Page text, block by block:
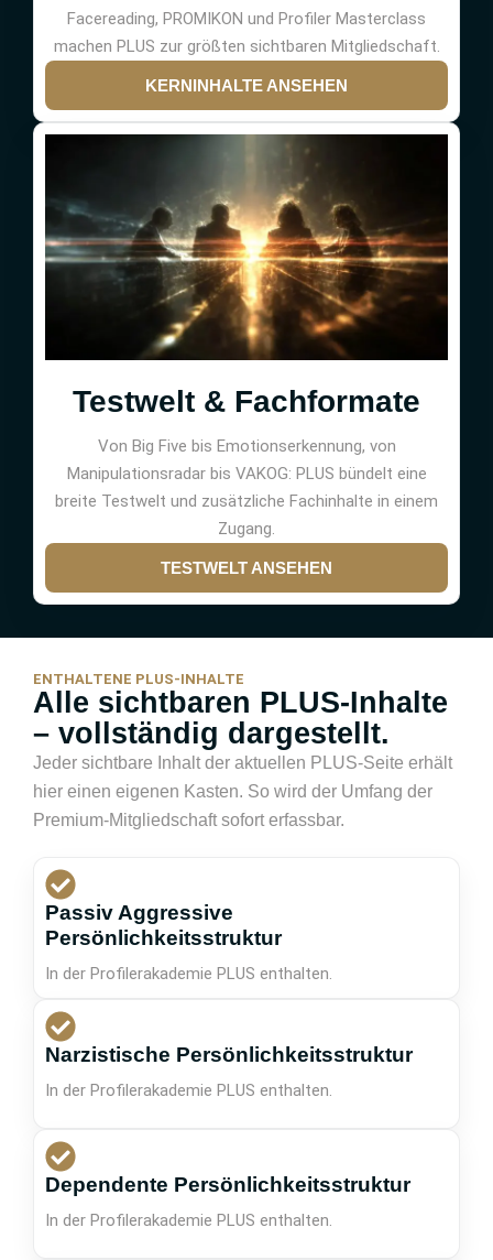
Facereading, PROMIKON und Profiler Masterclass
machen PLUS zur größten sichtbaren Mitgliedschaft.
KERNINHALTE ANSEHEN
Testwelt & Fachformate
Von Big Five bis Emotionserkennung, von
Manipulationsradar bis VAKOG: PLUS bündelt eine
breite Testwelt und zusätzliche Fachinhalte in einem
Zugang.
TESTWELT ANSEHEN
ENTHALTENE PLUS-INHALTE
Alle sichtbaren PLUS-Inhalte
– vollständig dargestellt.
Jeder sichtbare Inhalt der aktuellen PLUS-Seite erhält
hier einen eigenen Kasten. So wird der Umfang der
Premium-Mitgliedschaft sofort erfassbar.
Passiv Aggressive
Persönlichkeitsstruktur
In der Profilerakademie PLUS enthalten.
Narzistische Persönlichkeitsstruktur
In der Profilerakademie PLUS enthalten.
Dependente Persönlichkeitsstruktur
In der Profilerakademie PLUS enthalten.